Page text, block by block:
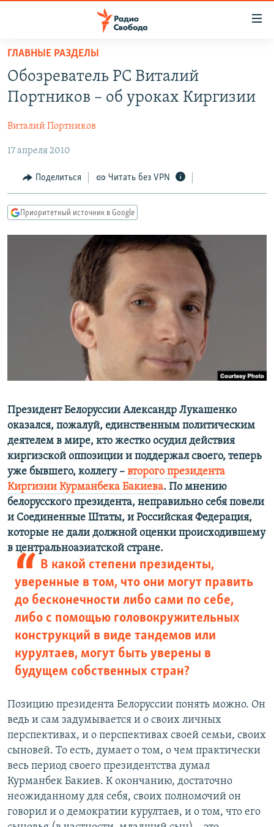
упрощенного
доступа
Вернуться
основному
Вернутся
главной
навигации
Вернутся
ПРОГРАММЫ
ПОДКАСТЫ
АВТОРСКИЕ ПРОЕКТЫ
ЦИТАТЫ СВОБОДЫ
МНЕНИЯ
КУЛЬТУРА
IDEL.РЕАЛИИ
КАВКАЗ.РЕАЛИИ
СИБИРЬ.РЕАЛИИ
РАСПИСАНИЕ ВЕЩАНИЯ
ПОДПИШИТЕСЬ НА РАССЫЛКУ
СОЦИАЛЬНЫЕ СЕТИ
Все сайты РСЕ/РС
ГЛАВНЫЕ РАЗДЕЛЫ
Обозреватель РС Виталий
Портников – об уроках Киргизии
Виталий Портников
17 апреля 2010
Поделиться Читать без VPN
Приоритетный источник в Google
Президент Белоруссии Александр Лукашенко
оказался, пожалуй, единственным политическим
деятелем в мире, кто жестко осудил действия
киргизской оппозиции и поддержал своего, теперь
уже бывшего, коллегу – второго президента
Киргизии Курманбека Бакиева. По мнению
белорусского президента, неправильно себя повели
и Соединенные Штаты, и Российская Федерация,
которые не дали должной оценки происходившему
в центральноазиатской стране.
В какой степени президенты,
уверенные в том, что они могут править
до бесконечности либо сами по себе,
либо с помощью головокружительных
конструкций в виде тандемов или
курултаев, могут быть уверены в
будущем собственных стран?
Позицию президента Белоруссии понять можно. Он
ведь и сам задумывается и о своих личных
перспективах, и о перспективах своей семьи, своих
сыновей. То есть, думает о том, о чем практически
весь период своего президентства думал
Курманбек Бакиев. К окончанию, достаточно
неожиданному для себя, своих полномочий он
говорил и о демократии курултаев, и о том, что его